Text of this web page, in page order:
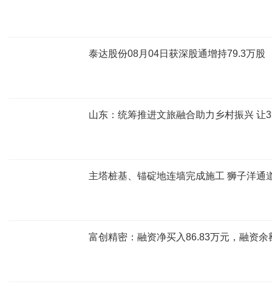
泰达股份08月04日获深股通增持79.3万股
山东：统筹推进文旅融合助力乡村振兴 让
主塔桩基、锚碇地连墙完成施工 狮子洋通
富创精密：融资净买入86.83万元，融资余